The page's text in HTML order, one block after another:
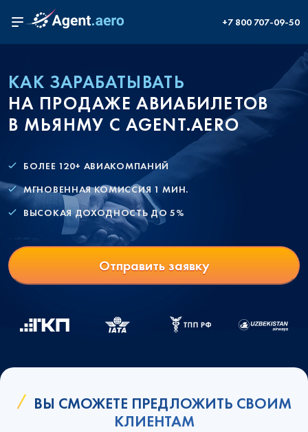
+7 800 707-09-50
КАК ЗАРАБАТЫВАТЬ
НА ПРОДАЖЕ АВИАБИЛЕТОВ
В МЬЯНМУ С AGENT.AERO
БОЛЕЕ 120+ АВИАКОМПАНИЙ
МГНОВЕННАЯ КОМИССИЯ 1 МИН.
ВЫСОКАЯ ДОХОДНОСТЬ ДО 5%
Отправить заявку
ВЫ СМОЖЕТЕ ПРЕДЛОЖИТЬ СВОИМ
КЛИЕНТАМ